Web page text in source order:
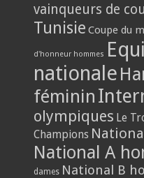
vainqueurs de
Tunisie Coupe du
d'honneur hommes
nationale
féminin
olympiques Le
Champions
National A
dames National B